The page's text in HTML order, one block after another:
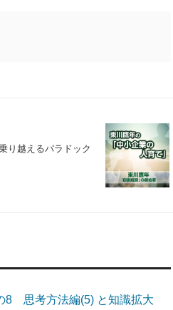
り越えるパラドック
8 思考方法編(5) と知識拡大